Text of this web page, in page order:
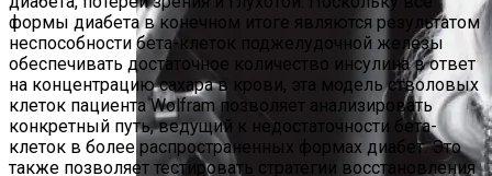
формы диабета в конечном итоге являются результатом
неспособности бета-клеток поджелудочной железы
обеспечивать достаточное количество инсулина в ответ
на концентрацию сахара в крови, эта модель стволовых
клеток пациента Wolfram позволяет анализировать
конкретный путь, ведущий к недостаточности бета-
клеток в более распространенных формах диабет. Это
также позволяет тестировать стратегии восстановления